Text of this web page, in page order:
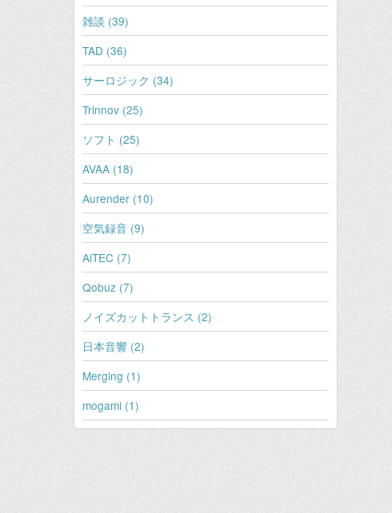
雑談 (39)
TAD (36)
サーロジック (34)
Trinnov (25)
ソフト (25)
AVAA (18)
Aurender (10)
空気録音 (9)
AiTEC (7)
Qobuz (7)
ノイズカットトランス (2)
日本音響 (2)
Merging (1)
mogami (1)